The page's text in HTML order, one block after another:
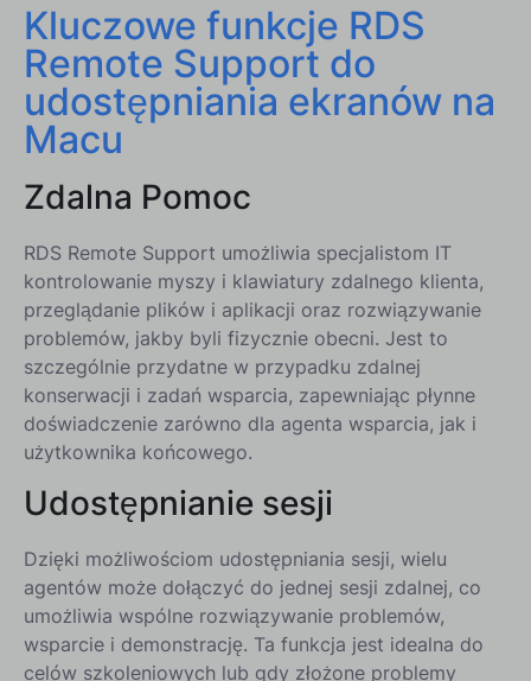
Kluczowe funkcje RDS
Remote Support do
udostępniania ekranów na
Macu
Zdalna Pomoc
RDS Remote Support umożliwia specjalistom IT
kontrolowanie myszy i klawiatury zdalnego klienta,
przeglądanie plików i aplikacji oraz rozwiązywanie
problemów, jakby byli fizycznie obecni. Jest to
szczególnie przydatne w przypadku zdalnej
konserwacji i zadań wsparcia, zapewniając płynne
doświadczenie zarówno dla agenta wsparcia, jak i
użytkownika końcowego.
Udostępnianie sesji
Dzięki możliwościom udostępniania sesji, wielu
agentów może dołączyć do jednej sesji zdalnej, co
umożliwia wspólne rozwiązywanie problemów,
wsparcie i demonstrację. Ta funkcja jest idealna do
celów szkoleniowych lub gdy złożone problemy